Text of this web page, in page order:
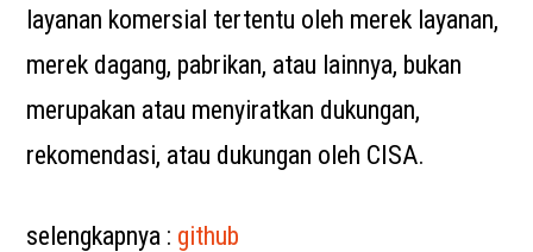
layanan komersial tertentu oleh merek layanan,
merek dagang, pabrikan, atau lainnya, bukan
merupakan atau menyiratkan dukungan,
rekomendasi, atau dukungan oleh CISA.
selengkapnya : github